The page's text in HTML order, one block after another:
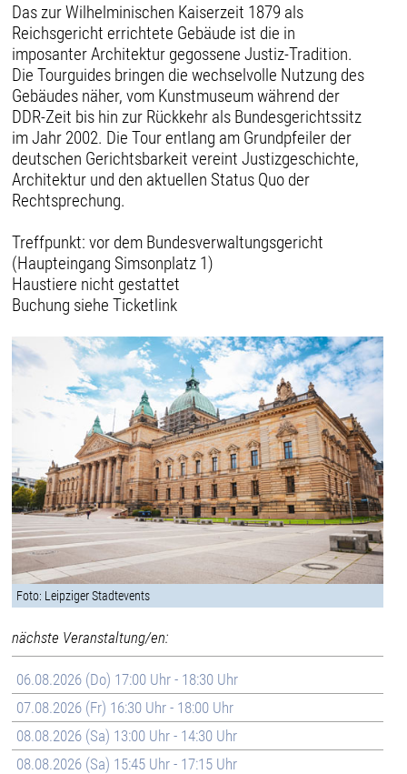
Das zur Wilhelminischen Kaiserzeit 1879 als
Reichsgericht errichtete Gebäude ist die in
imposanter Architektur gegossene Justiz-Tradition.
Die Tourguides bringen die wechselvolle Nutzung des
Gebäudes näher, vom Kunstmuseum während der
DDR-Zeit bis hin zur Rückkehr als Bundesgerichtssitz
im Jahr 2002. Die Tour entlang am Grundpfeiler der
deutschen Gerichtsbarkeit vereint Justizgeschichte,
Architektur und den aktuellen Status Quo der
Rechtsprechung.
Treffpunkt: vor dem Bundesverwaltungsgericht
(Haupteingang Simsonplatz 1)
Haustiere nicht gestattet
Buchung siehe Ticketlink
Foto: Leipziger Stadtevents
nächste Veranstaltung/en:
06.08.2026 (Do) 17:00 Uhr - 18:30 Uhr
07.08.2026 (Fr) 16:30 Uhr - 18:00 Uhr
08.08.2026 (Sa) 13:00 Uhr - 14:30 Uhr
08.08.2026 (Sa) 15:45 Uhr - 17:15 Uhr